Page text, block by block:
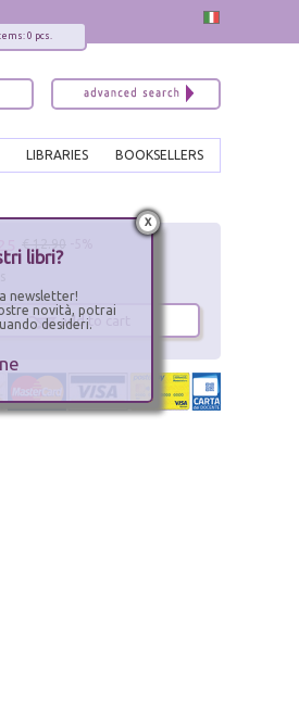
0 pcs.
BOOKSELLERS
LIBRARIES
add to cart
x
libri?
newsletter!
novità, potrai
desideri.